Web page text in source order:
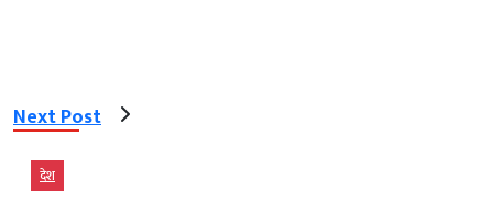
Next Post
देश